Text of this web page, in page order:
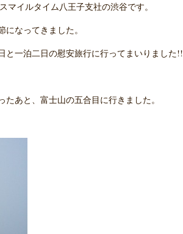
イルタイム八王子支社の渋谷です。
なってきました。
と一泊二日の慰安旅行に行ってまいりました!!
あと、富士山の五合目に行きました。